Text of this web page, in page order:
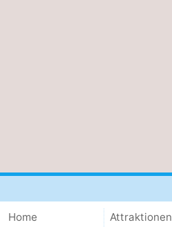
Home
Attraktionen